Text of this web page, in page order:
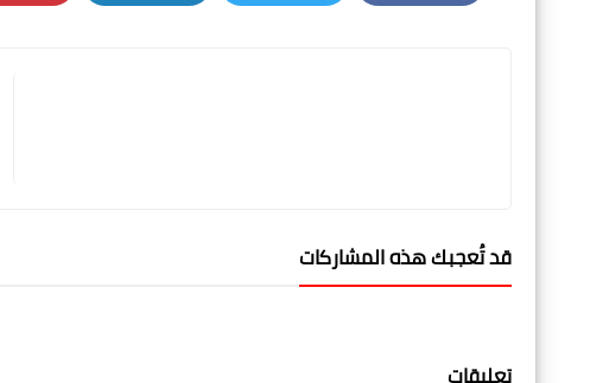
Facebook
Twitter
LinkedIn
قد تُعجبك هذه المشاركات